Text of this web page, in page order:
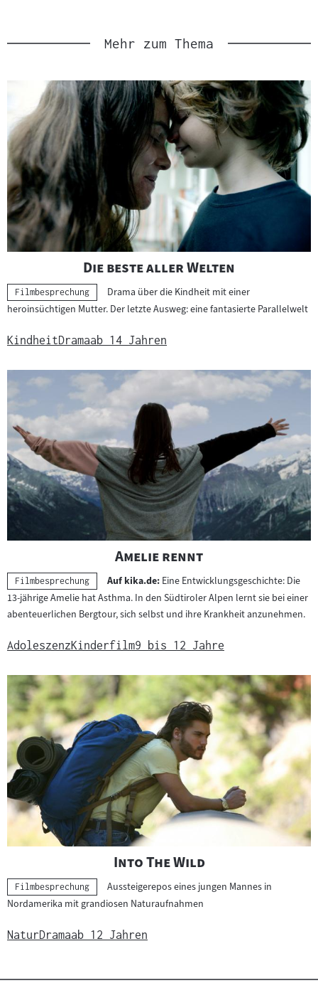
Mehr zum Thema
"
Die beste aller Welten
Kategorie:
Filmbesprechung
Drama über die Kindheit mit einer
heroinsüchtigen Mutter. Der letzte Ausweg: eine fantasierte Parallelwelt
KindheitDramaab 14 Jahren
"
Amelie rennt"
Kategorie:
Filmbesprechung Auf kika.de: Eine Entwicklungsgeschichte: Die
13-jährige Amelie hat Asthma. In den Südtiroler Alpen lernt sie bei einer
abenteuerlichen Bergtour, sich selbst und ihre Krankheit anzunehmen.
AdoleszenzKinderfilm9 bis 12 Jahre
"
Into The Wild"
Kategorie:
Filmbesprechung
Aussteigerepos eines jungen Mannes in
Nordamerika mit grandiosen Naturaufnahmen
NaturDramaab 12 Jahren